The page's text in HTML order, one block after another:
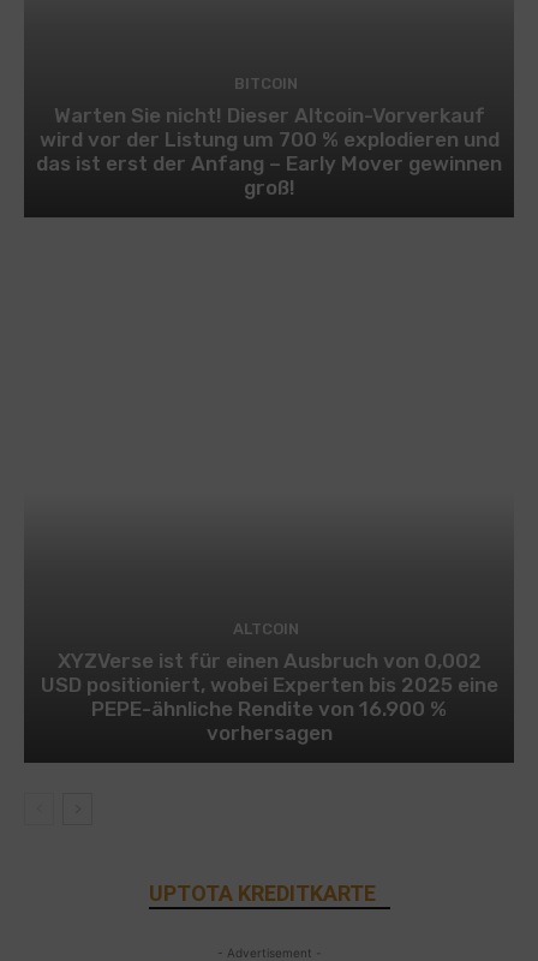
BITCOIN
Warten Sie nicht! Dieser Altcoin-Vorverkauf
wird vor der Listung um 700 % explodieren und
das ist erst der Anfang – Early Mover gewinnen
groß!
ALTCOIN
XYZVerse ist für einen Ausbruch von 0,002
USD positioniert, wobei Experten bis 2025 eine
PEPE-ähnliche Rendite von 16.900 %
vorhersagen
UPTOTA KREDITKARTE
- Advertisement -